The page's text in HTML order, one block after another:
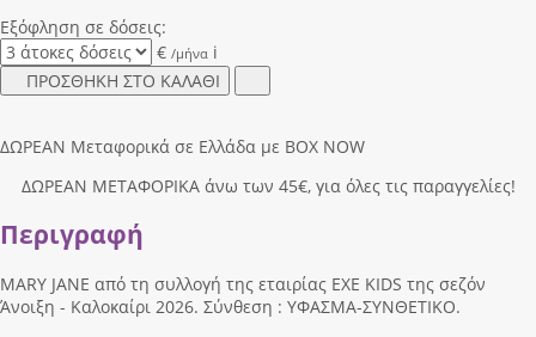
Εξόφληση σε δόσεις:
€ /μήνα i
ΠΡΟΣΘΗΚΗ ΣΤΟ ΚΑΛΑΘΙ
ΔΩΡΕΑΝ Μεταφορικά σε Ελλάδα με BOX NOW
ΔΩΡΕΑΝ ΜΕΤΑΦΟΡΙΚΑ άνω των 45€, για όλες τις παραγγελίες!
Περιγραφή
MARY JANE από τη συλλογή της εταιρίας EXE KIDS της σεζόν
Άνοιξη - Καλοκαίρι 2026. Σύνθεση : ΥΦΑΣΜΑ-ΣΥΝΘΕΤΙΚΟ.